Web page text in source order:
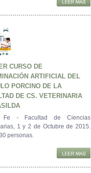
CURSO DE
ARTIFICIAL DEL
PORCINO DE LA
DE CS. VETERINARIA
Fe - Facultad de Ciencias
1 y 2 de Octubre de 2015.
personas.